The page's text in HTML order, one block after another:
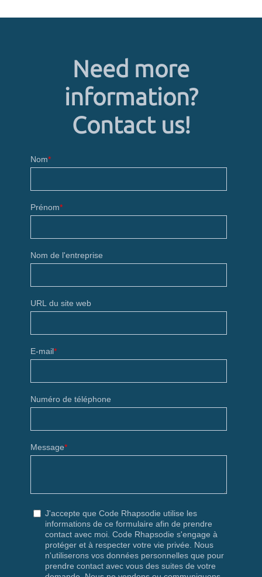
Need more
information?
Contact us!